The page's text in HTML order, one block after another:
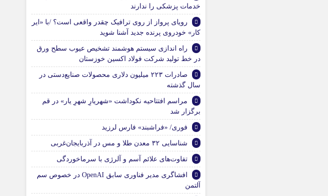
خدمات پزشکی را ندارند
رویای پرواز از روی ترافیک چقدر واقعی است؟ /با «ایر
کار» خودروی پرنده جدید آشنا شوید
راه اندازی سیستم هوشمند تشخیص عیوب سطح ورق
در خط تولید شرکت فولاد اکسین خوزستان
صادرات ۲۲۳ میلیون دلاری محصولات صنایع‌دستی در
سال گذشته
مراسم افتتاحیه نکوداشت «شهریارِ شهرِ یار» در قم
برگزار شد
فوری/ «فراشبند» فارس لرزید
شناسایی ۳۲ معدن طلا و مس در آذربایجان‌غربی
تفاوت‌های علائم آسم و آلرژی با سرماخوردگی
افشاگری مدیر فناوری سابق OpenAI در خصوص سم
آلتمن